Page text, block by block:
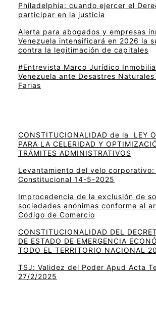
Philadelphia: cuando ejercer el
participar en la justicia
Alerta para abogados y empresas
Venezuela intensificará en 2026 la
contra la legitimación de capitales
#Entrevista Marco Jurídico
Venezuela ante Desastres Naturales
Farias
CONSTITUCIONALIDAD de la LEY
PARA LA CELERIDAD Y
TRÁMITES ADMINISTRATIVOS
Levantamiento del velo corporativo:
Constitucional 14-5-2025
Improcedencia de la exclusión de
sociedades anónimas conforme al
Código de Comercio
CONSTITUCIONALIDAD DEL
DE ESTADO DE EMERGENCIA
TODO EL TERRITORIO NACIONAL
TSJ: Validez del Poder Apud Acta
27/2/2025